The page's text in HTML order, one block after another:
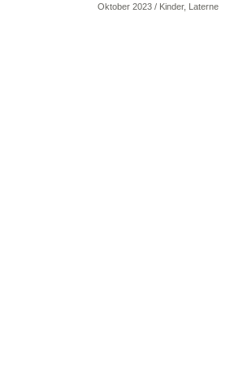
Oktober 2023 / Kinder, Laterne